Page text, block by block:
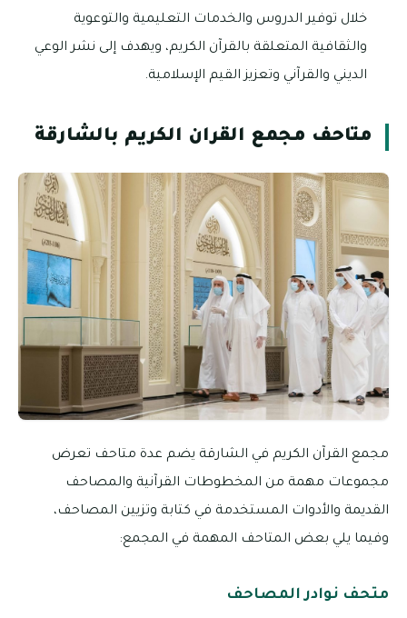
خلال توفير الدروس والخدمات التعليمية والتوعوية
والثقافية المتعلقة بالقرآن الكريم، ويهدف إلى نشر الوعي
الديني والقرآني وتعزيز القيم الإسلامية.
متاحف مجمع القران الكريم بالشارقة
مجمع القرآن الكريم في الشارقة يضم عدة متاحف تعرض
مجموعات مهمة من المخطوطات القرآنية والمصاحف
القديمة والأدوات المستخدمة في كتابة وتزيين المصاحف،
وفيما يلي بعض المتاحف المهمة في المجمع:
متحف نوادر المصاحف